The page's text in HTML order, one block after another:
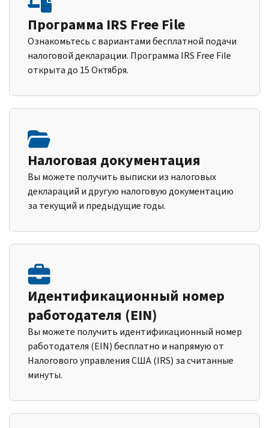
Программа IRS Free File
Ознакомьтесь с вариантами бесплатной подачи
налоговой декларации. Программа IRS Free File
открыта до 15 Октября.
Налоговая документация
Вы можете получить выписки из налоговых
деклараций и другую налоговую документацию
за текущий и предыдущие годы.
Идентификационный номер
работодателя (EIN)
Вы можете получить идентификационный номер
работодателя (EIN) бесплатно и напрямую от
Налогового управления США (IRS) за считанные
минуты.